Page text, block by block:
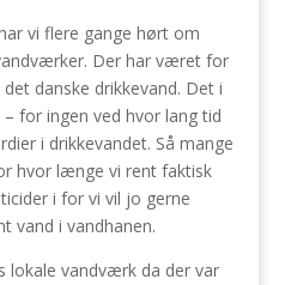
vi flere gange hørt om
Der har været for
danske drikkevand. Det i
for ingen ved hvor lang tid
i drikkevandet. Så mange
hvor længe vi rent faktisk
i for vi vil jo gerne
vand i vandhanen.
lokale vandværk da der var